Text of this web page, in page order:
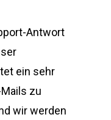
Antwort
ein sehr
zu
wir werden